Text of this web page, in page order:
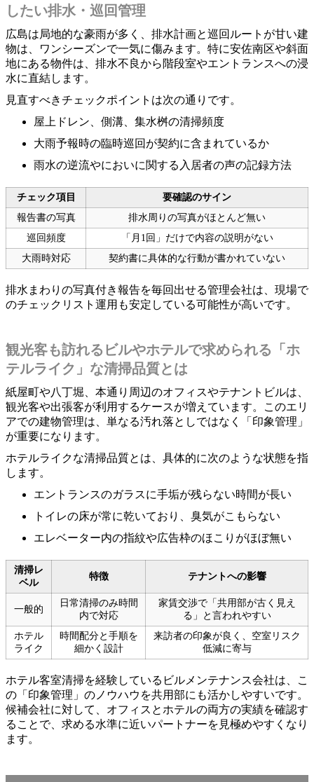
したい排水・巡回管理
広島は局地的な豪雨が多く、排水計画と巡回ルートが甘い建
物は、ワンシーズンで一気に傷みます。特に安佐南区や斜面
地にある物件は、排水不良から階段室やエントランスへの浸
水に直結します。
見直すべきチェックポイントは次の通りです。
屋上ドレン、側溝、集水桝の清掃頻度
大雨予報時の臨時巡回が契約に含まれているか
雨水の逆流やにおいに関する入居者の声の記録方法
チェック項目
要確認のサイン
報告書の写真
排水周りの写真がほとんど無い
巡回頻度
「月1回」だけで内容の説明がない
大雨時対応
契約書に具体的な行動が書かれていない
排水まわりの写真付き報告を毎回出せる管理会社は、現場で
のチェックリスト運用も安定している可能性が高いです。
観光客も訪れるビルやホテルで求められる「ホ
テルライク」な清掃品質とは
紙屋町や八丁堀、本通り周辺のオフィスやテナントビルは、
観光客や出張客が利用するケースが増えています。このエリ
アでの建物管理は、単なる汚れ落としではなく「印象管理」
が重要になります。
ホテルライクな清掃品質とは、具体的に次のような状態を指
します。
エントランスのガラスに手垢が残らない時間が長い
トイレの床が常に乾いており、臭気がこもらない
エレベーター内の指紋や広告枠のほこりがほぼ無い
清掃レ
ベル
特徴 テナントへの影響
一般的
日常清掃のみ時間
内で対応
家賃交渉で「共用部が古く見え
る」と言われやすい
ホテル
ライク
時間配分と手順を
細かく設計
来訪者の印象が良く、空室リスク
低減に寄与
ホテル客室清掃を経験しているビルメンテナンス会社は、こ
の「印象管理」のノウハウを共用部にも活かしやすいです。
候補会社に対して、オフィスとホテルの両方の実績を確認す
ることで、求める水準に近いパートナーを見極めやすくなり
ます。